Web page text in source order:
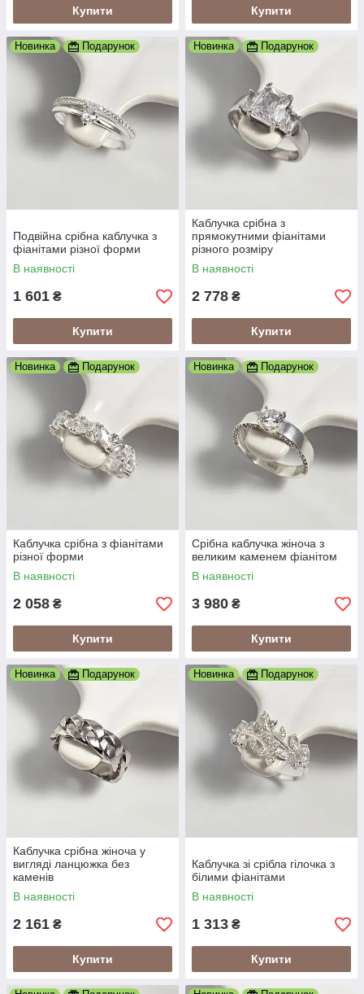
Купити Купити
Новинка Подарунок
Подвійна срібна каблучка з
фіанітами різної форми
В наявності
1 601 ₴
Купити
Новинка Подарунок
Каблучка срібна з
прямокутними фіанітами
різного розміру
В наявності
2 778 ₴
Купити
Новинка Подарунок
Каблучка срібна з фіанітами
різної форми
В наявності
2 058 ₴
Купити
Новинка Подарунок
Срібна каблучка жіноча з
великим каменем фіанітом
В наявності
3 980 ₴
Купити
Новинка Подарунок
Каблучка срібна жіноча у
вигляді ланцюжка без
каменів
В наявності
2 161 ₴
Купити
Новинка Подарунок
Каблучка зі срібла гілочка з
білими фіанітами
В наявності
1 313 ₴
Купити